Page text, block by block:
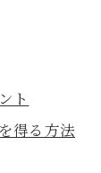
ト
得る方法
く解説